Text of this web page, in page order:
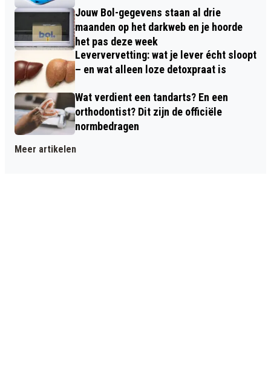
Jouw Bol-gegevens staan al drie
maanden op het darkweb en je hoorde
het pas deze week
Leververvetting: wat je lever écht sloopt
– en wat alleen loze detoxpraat is
Wat verdient een tandarts? En een
orthodontist? Dit zijn de officiële
normbedragen
Meer artikelen